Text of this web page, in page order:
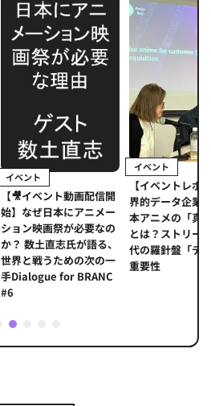
イベント
【🎥イベント動画配信開
始】なぜ日本にアニメー
ション映画祭が必要なの
か？ 数土直志氏が語る、
世界と戦うための次の一
手Dialogue for BRANC
#6
イベント
【イベントレポ
界的データ企業
本アニメの「真
とは？ストリー
代の羅針盤「デ
重要性
2